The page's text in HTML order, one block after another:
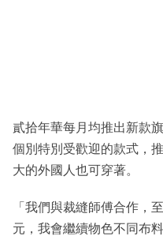
貳拾年華每月均推出新款
個別特別受歡迎的款式，
大的外國人也可穿著。
「我們與裁縫師傅合作，
元，我會繼續物色不同布